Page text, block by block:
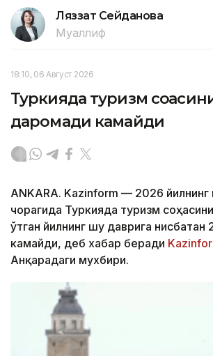
Ляззат Сейданова
Муаллиф
18:10, 06 Август 2026
Туркияда туризм
даромади камайди
ANKARA. Kazinform — 2026 йилнинг
чорагида Туркияда туризм
ўтган йилнинг шу даврига нисбатан
камайди, деб хабар беради
Анқарадаги мухбири.